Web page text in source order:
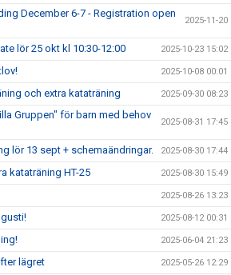
December 6-7 - Registration open
2025-11-20
lör 25 okt kl 10:30-12:00 2025-10-23 15:02
2025-10-08 00:01
och extra kataträning 2025-09-30 08:23
Gruppen" för barn med behov
2025-08-31 17:45
lör 13 sept + schemaändringar. 2025-08-30 17:44
kataträning HT-25 2025-08-30 15:49
2025-08-26 13:23
2025-08-12 00:31
2025-06-04 21:23
lägret 2025-05-26 12:29